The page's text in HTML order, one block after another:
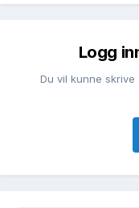
Logg
Du vil kunne